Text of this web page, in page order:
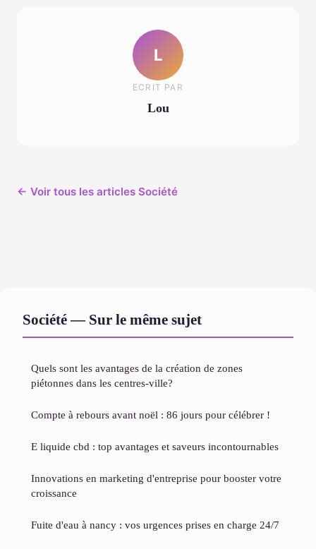
L
ECRIT PAR
Lou
← Voir tous les articles Société
Société — Sur le même sujet
Quels sont les avantages de la création de zones
piétonnes dans les centres-ville?
Compte à rebours avant noël : 86 jours pour célébrer !
E liquide cbd : top avantages et saveurs incontournables
Innovations en marketing d'entreprise pour booster votre
croissance
Fuite d'eau à nancy : vos urgences prises en charge 24/7